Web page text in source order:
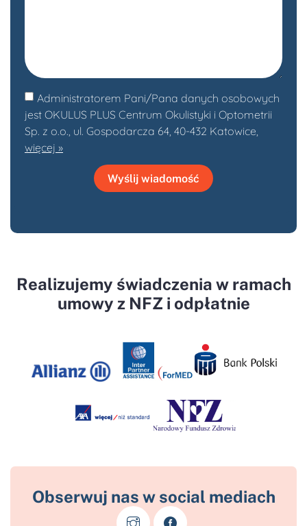
Administratorem Pani/Pana danych osobowych
jest OKULUS PLUS Centrum Okulistyki i Optometrii
Sp. z o.o., ul. Gospodarcza 64, 40-432 Katowice,
więcej »
Wyślij wiadomość
Realizujemy świadczenia w ramach
umowy z NFZ i odpłatnie
Obserwuj nas w social mediach